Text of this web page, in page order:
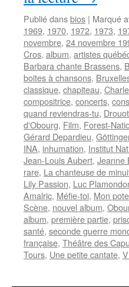
Publié dansbios | Marqué
1969, 1970, 1972, 1973,
novembre, 24 novembre
Cros, album, artistes
Barbara chante Brassens,
boites à chansons,
classique, chapiteau,
compositrice, concerts,
quand reviendras-tu, Drouot
d'Obourg, Film, Forest-
Gérard Depardieu,
INA, inhumation, Institut
Jean-Louis Aubert, Jeanne
rare, La chanteuse de
Lily Passion, Luc
Amalric, Méfie-toi, Mon
Scène, nouvel album,
album, première partie,
santé, seconde guerre
française, Théâtre des
Tours, Une petite cantate,